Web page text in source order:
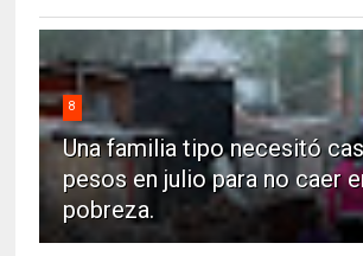
8
Una familia tipo necesitó
pesos en julio para no caer
pobreza.